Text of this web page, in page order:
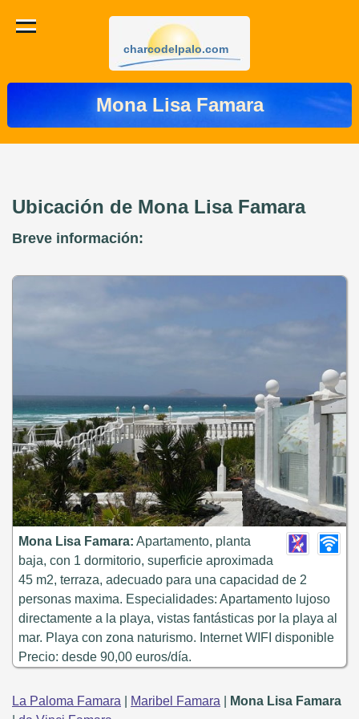
charcodelpalo.com
Mona Lisa Famara
Ubicación de Mona Lisa Famara
Breve información:
Mona Lisa Famara: Apartamento, planta
baja, con 1 dormitorio, superficie aproximada
45 m2, terraza, adecuado para una capacidad de 2
personas maxima. Especialidades: Apartamento lujoso
directamente a la playa, vistas fantásticas por la playa al
mar. Playa con zona naturismo. Internet WIFI disponible
Precio: desde 90,00 euros/día.
La Paloma Famara Maribel Famara
Mona Lisa Famara